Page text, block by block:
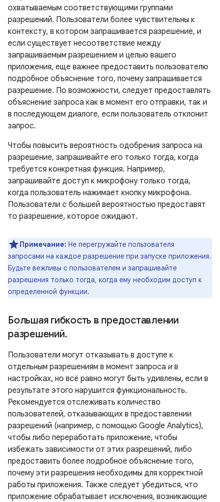
охватываемым соответствующими группами
разрешений. Пользователи более чувствительны к
контексту, в котором запрашивается разрешение, и
если существует несоответствие между
запрашиваемым разрешением и целью вашего
приложения, еще важнее предоставить пользователю
подробное объяснение того, почему запрашивается
разрешение. По возможности, следует предоставлять
объяснение запроса как в момент его отправки, так и
в последующем диалоге, если пользователь отклонит
запрос.
Чтобы повысить вероятность одобрения запроса на
разрешение, запрашивайте его только тогда, когда
требуется конкретная функция. Например,
запрашивайте доступ к микрофону только тогда,
когда пользователь нажимает кнопку микрофона.
Пользователи с большей вероятностью предоставят
то разрешение, которое ожидают.
Примечание: Не перегружайте пользователя
запросами на каждое разрешение при запуске приложения.
Будьте вежливы с пользователем и запрашивайте
разрешения только тогда, когда ему необходим доступ к
определенной функции.
Большая гибкость в предоставлении
разрешений.
Пользователи могут отказывать в доступе к
отдельным разрешениям в момент запроса и в
настройках, но всё равно могут быть удивлены, если в
результате этого нарушится функциональность.
Рекомендуется отслеживать количество
пользователей, отказывающих в предоставлении
разрешений (например, с помощью Google Analytics),
чтобы либо переработать приложение, чтобы
избежать зависимости от этих разрешений, либо
предоставить более подробное объяснение того,
почему эти разрешения необходимы для корректной
работы приложения. Также следует убедиться, что
приложение обрабатывает исключения, возникающие